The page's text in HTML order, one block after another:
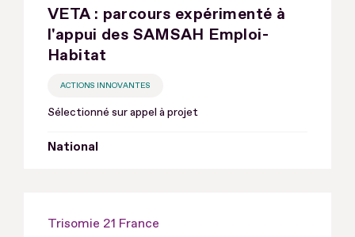
VETA : parcours expérimenté à
l'appui des SAMSAH Emploi-
Habitat
ACTIONS INNOVANTES
Sélectionné sur appel à projet
National
Trisomie 21 France